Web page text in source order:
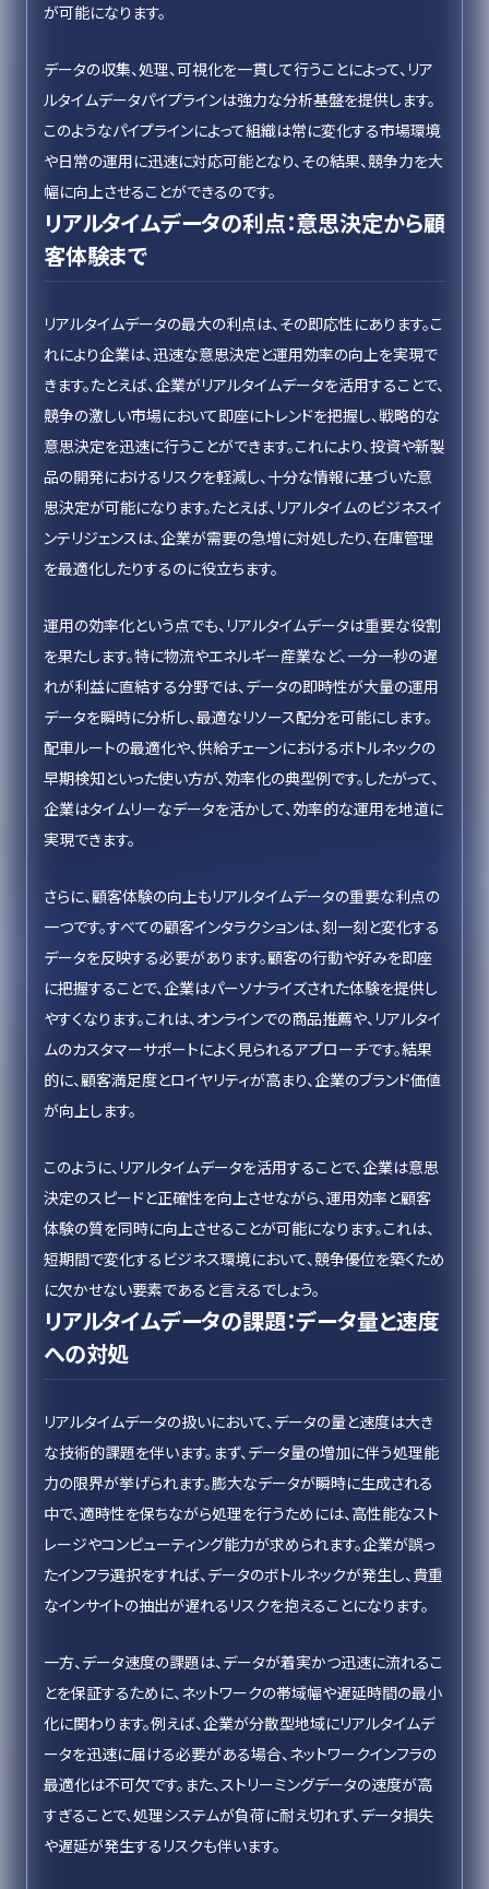
が可能になります。
データの収集、処理、可視化を一貫して行うことによって、リア
ルタイムデータパイプラインは強力な分析基盤を提供します。
このようなパイプラインによって組織は常に変化する市場環境
や日常の運用に迅速に対応可能となり、その結果、競争力を大
幅に向上させることができるのです。
リアルタイムデータの利点：意思決定から顧
客体験まで
リアルタイムデータの最大の利点は、その即応性にあります。こ
れにより企業は、迅速な意思決定と運用効率の向上を実現で
きます。たとえば、企業がリアルタイムデータを活用することで、
競争の激しい市場において即座にトレンドを把握し、戦略的な
意思決定を迅速に行うことができます。これにより、投資や新製
品の開発におけるリスクを軽減し、十分な情報に基づいた意
思決定が可能になります。たとえば、リアルタイムのビジネスイ
ンテリジェンスは、企業が需要の急増に対処したり、在庫管理
を最適化したりするのに役立ちます。
運用の効率化という点でも、リアルタイムデータは重要な役割
を果たします。特に物流やエネルギー産業など、一分一秒の遅
れが利益に直結する分野では、データの即時性が大量の運用
データを瞬時に分析し、最適なリソース配分を可能にします。
配車ルートの最適化や、供給チェーンにおけるボトルネックの
早期検知といった使い方が、効率化の典型例です。したがって、
企業はタイムリーなデータを活かして、効率的な運用を地道に
実現できます。
さらに、顧客体験の向上もリアルタイムデータの重要な利点の
一つです。すべての顧客インタラクションは、刻一刻と変化する
データを反映する必要があります。顧客の行動や好みを即座
に把握することで、企業はパーソナライズされた体験を提供し
やすくなります。これは、オンラインでの商品推薦や、リアルタイ
ムのカスタマーサポートによく見られるアプローチです。結果
的に、顧客満足度とロイヤリティが高まり、企業のブランド価値
が向上します。
このように、リアルタイムデータを活用することで、企業は意思
決定のスピードと正確性を向上させながら、運用効率と顧客
体験の質を同時に向上させることが可能になります。これは、
短期間で変化するビジネス環境において、競争優位を築くため
に欠かせない要素であると言えるでしょう。
リアルタイムデータの課題：データ量と速度
への対処
リアルタイムデータの扱いにおいて、データの量と速度は大き
な技術的課題を伴います。まず、データ量の増加に伴う処理能
力の限界が挙げられます。膨大なデータが瞬時に生成される
中で、適時性を保ちながら処理を行うためには、高性能なスト
レージやコンピューティング能力が求められます。企業が誤っ
たインフラ選択をすれば、データのボトルネックが発生し、貴重
なインサイトの抽出が遅れるリスクを抱えることになります。
一方、データ速度の課題は、データが着実かつ迅速に流れるこ
とを保証するために、ネットワークの帯域幅や遅延時間の最小
化に関わります。例えば、企業が分散型地域にリアルタイムデ
ータを迅速に届ける必要がある場合、ネットワークインフラの
最適化は不可欠です。また、ストリーミングデータの速度が高
すぎることで、処理システムが負荷に耐え切れず、データ損失
や遅延が発生するリスクも伴います。